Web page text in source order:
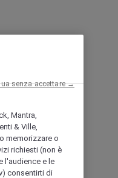
Mantra,
& Ville,
memorizzare o
richiesti (non è
l'audience e le
consentirti di
senza accettare →